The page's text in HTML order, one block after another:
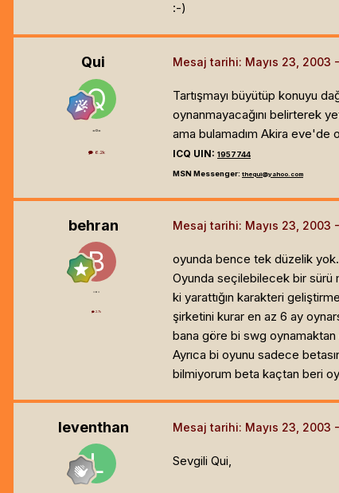
:-)
Qui
=o=
6.2k
Mesaj tarihi: Mayıs 23, 2003
Tartışmayı büyütüp konuyu
oynanmayacağını belirterek
ama bulamadım Akira eve'de
ICQ UIN: 1957744
MSN Messenger: thequi@yahoo.com
behran
=o=
2.7k
Mesaj tarihi: Mayıs 23, 2003
oyunda bence tek düzelik yok.
Oyunda seçilebilecek bir sürü
ki yarattığın karakteri
şirketini kurar en az 6 ay
bana göre bi swg
Ayrıca bi oyunu sadece
bilmiyorum beta kaçtan beri
leventhan Mesaj tarihi: Mayıs 23, 2003
Sevgili Qui,